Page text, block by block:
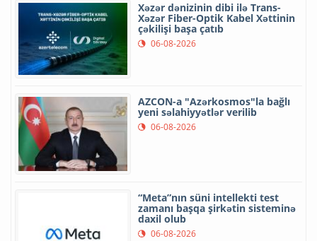
Xəzər dənizinin dibi ilə Trans-
Xəzər Fiber-Optik Kabel Xəttinin
çəkilişi başa çatıb
06-08-2026
AZCON-a "Azərkosmos"la bağlı
yeni səlahiyyətlər verilib
06-08-2026
“Meta”nın süni intellekti test
zamanı başqa şirkətin sisteminə
daxil olub
06-08-2026